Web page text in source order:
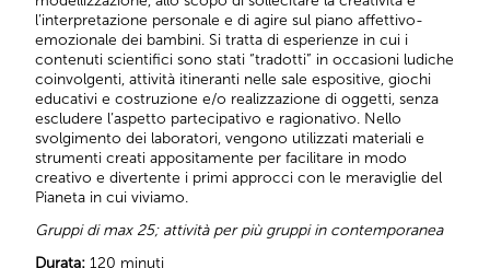
l’interpretazione personale e di agire sul piano affettivo-
emozionale dei bambini. Si tratta di esperienze in cui i
contenuti scientifici sono stati “tradotti” in occasioni ludiche
coinvolgenti, attività itineranti nelle sale espositive, giochi
educativi e costruzione e/o realizzazione di oggetti, senza
escludere l’aspetto partecipativo e ragionativo. Nello
svolgimento dei laboratori, vengono utilizzati materiali e
strumenti creati appositamente per facilitare in modo
creativo e divertente i primi approcci con le meraviglie del
Pianeta in cui viviamo.
Gruppi di max 25; attività per più gruppi in contemporanea
Durata: 120 minuti